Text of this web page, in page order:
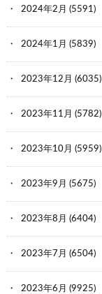
2024年2月 (5591)
2024年1月 (5839)
2023年12月 (6035)
2023年11月 (5782)
2023年10月 (5959)
2023年9月 (5675)
2023年8月 (6404)
2023年7月 (6504)
2023年6月 (9925)